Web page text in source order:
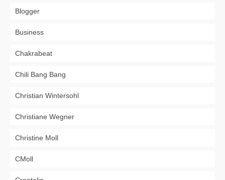
Blogger
Business
Chakrabeat
Chili Bang Bang
Christian Wintersohl
Christiane Wegner
Christine Moll
CMoll